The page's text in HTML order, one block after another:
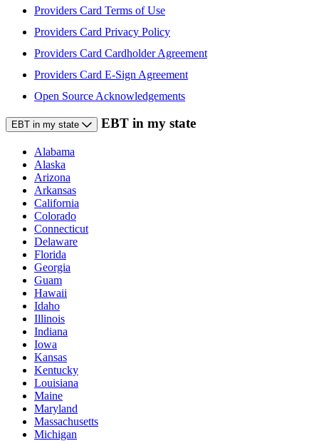
Providers Card Terms of Use
Providers Card Privacy Policy
Providers Card Cardholder Agreement
Providers Card E-Sign Agreement
Open Source Acknowledgements
EBT in my state EBT in my state
Alabama
Alaska
Arizona
Arkansas
California
Colorado
Connecticut
Delaware
Florida
Georgia
Guam
Hawaii
Idaho
Illinois
Indiana
Iowa
Kansas
Kentucky
Louisiana
Maine
Maryland
Massachusetts
Michigan